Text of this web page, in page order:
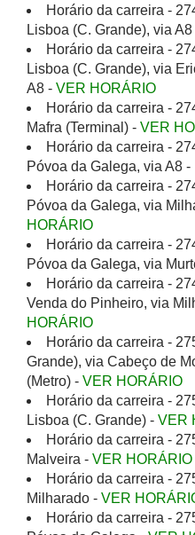
Horário da carreira -
Lisboa (C. Grande), via A8
Horário da carreira -
Lisboa (C. Grande), via
A8 - VER HORÁRIO
Horário da carreira -
Mafra (Terminal) - VER
Horário da carreira -
Póvoa da Galega, via A8 -
Horário da carreira -
Póvoa da Galega, via
HORÁRIO
Horário da carreira -
Póvoa da Galega, via
Horário da carreira -
Venda do Pinheiro, via
HORÁRIO
Horário da carreira -
Grande), via Cabeço de
(Metro) - VER HORÁRIO
Horário da carreira -
Lisboa (C. Grande) - VER
Horário da carreira -
Malveira - VER HORÁRIO
Horário da carreira -
Milharado - VER
Horário da carreira -